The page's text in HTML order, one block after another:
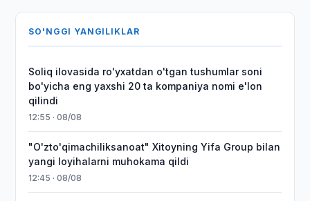
SO'NGGI YANGILIKLAR
Soliq ilovasida ro'yxatdan o'tgan tushumlar soni
bo'yicha eng yaxshi 20 ta kompaniya nomi e'lon
qilindi
12:55 · 08/08
"O'zto'qimachiliksanoat" Xitoyning Yifa Group bilan
yangi loyihalarni muhokama qildi
12:45 · 08/08